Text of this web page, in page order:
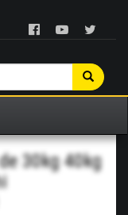
30kg 40kg